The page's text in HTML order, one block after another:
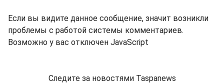
Если вы видите данное сообщение, значит возникли
проблемы с работой системы комментариев.
Возможно у вас отключен JavaScript
Следите за новостями Taspanews